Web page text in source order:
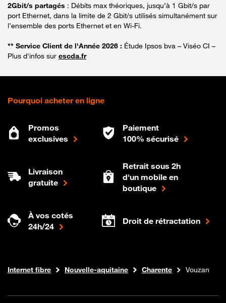
2Gbit/s partagés : Débits max théoriques, jusqu’à 1 Gbit/s par
port Ethernet, dans la limite de 2 Gbit/s utilisés simultanément sur
l’ensemble des ports Ethernet et en Wi-Fi.
** Service Client de l'Année 2026 : Étude Ipsos bva – Viséo CI –
Plus d'infos sur escda.fr
Pourquoi acheter en ligne
Promos
exclusives
Paiement
100% sécurisé
Livraison
gratuite
Retrait sous 2h
d'un mobile en
boutique
À vos cotés
24h/24
Droit de rétractation
Boutique Orange
Internet fibre Nouvelle-aquitaine Charente Vouzan